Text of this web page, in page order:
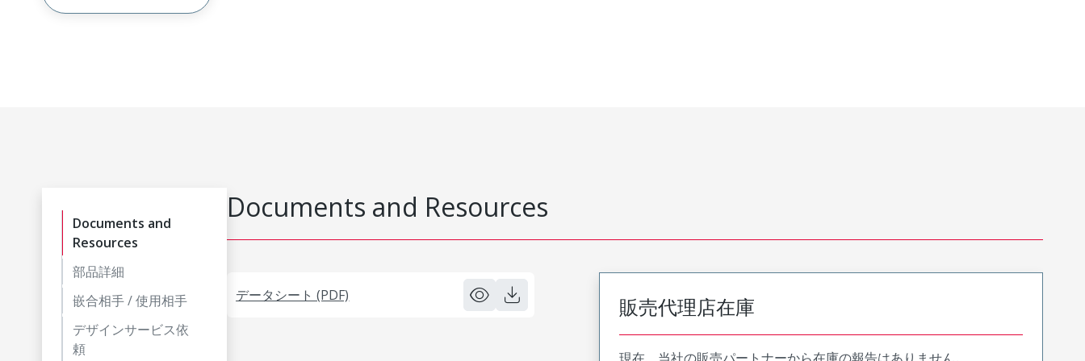
Documents and
Resources
部品詳細
嵌合相手 / 使用相手
デザインサービス依
頼
Documents and Resources
データシート (PDF) 販売代理店在庫